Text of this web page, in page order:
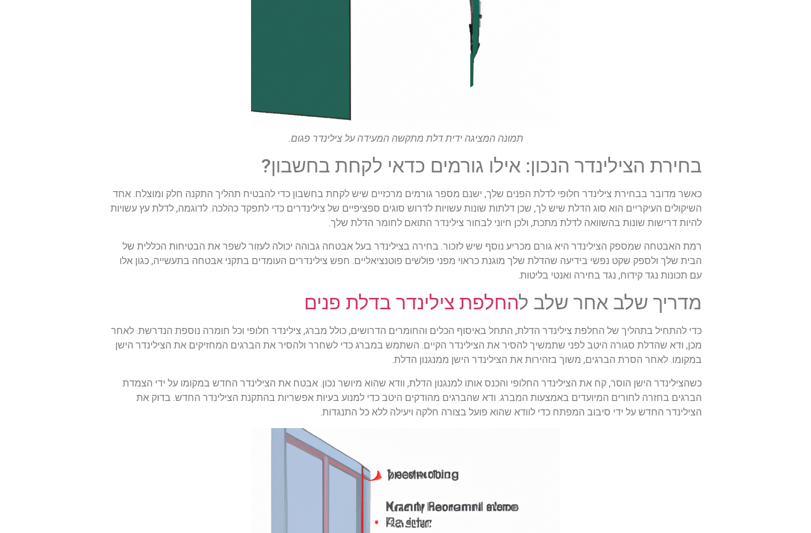
תמונה המציגה ידית דלת מתקשה המעידה על צילינדר פגום.
בחירת הצילינדר הנכון: אילו גורמים כדאי לקחת בחשבון?
כאשר מדובר בבחירת צילינדר חלופי לדלת הפנים שלך, ישנם מספר גורמים מרכזיים שיש לקחת בחשבון כדי להבטיח תהליך התקנה חלק ומוצלח. אחד
השיקולים העיקריים הוא סוג הדלת שיש לך, שכן דלתות שונות עשויות לדרוש סוגים ספציפיים של צילינדרים כדי לתפקד כהלכה. לדוגמה, לדלת עץ עשויות
להיות דרישות שונות בהשוואה לדלת מתכת, ולכן חיוני לבחור צילינדר התואם לחומר הדלת שלך.
רמת האבטחה שמספק הצילינדר היא גורם מכריע נוסף שיש לזכור. בחירה בצילינדר בעל אבטחה גבוהה יכולה לעזור לשפר את הבטיחות הכללית של
הבית שלך ולספק שקט נפשי בידיעה שהדלת שלך מוגנת כראוי מפני פולשים פוטנציאליים. חפש צילינדרים העומדים בתקני אבטחה בתעשייה, כגון אלו
עם תכונות נגד קידוח, נגד בחירה ואנטי בליטות.
מדריך שלב אחר שלב להחלפת צילינדר בדלת פנים
כדי להתחיל בתהליך של החלפת צילינדר הדלת, התחל באיסוף הכלים והחומרים הדרושים, כולל מברג, צילינדר חלופי וכל חומרה נוספת הנדרשת. לאחר
מכן, ודא שהדלת סגורה היטב לפני שתמשיך להסיר את הצילינדר הקיים. השתמש במברג כדי לשחרר ולהסיר את הברגים המחזיקים את הצילינדר הישן
במקומו. לאחר הסרת הברגים, משוך בזהירות את הצילינדר הישן ממנגנון הדלת.
כשהצילינדר הישן הוסר, קח את הצילינדר החלופי והכנס אותו למנגנון הדלת, וודא שהוא מיושר נכון. אבטח את הצילינדר החדש במקומו על ידי הצמדת
הברגים בחזרה לחורים המיועדים באמצעות המברג. ודא שהברגים מהודקים היטב כדי למנוע בעיות אפשריות בהתקנת הצילינדר החדש. בדוק את
הצילינדר החדש על ידי סיבוב המפתח כדי לוודא שהוא פועל בצורה חלקה ויעילה ללא כל התנגדות.